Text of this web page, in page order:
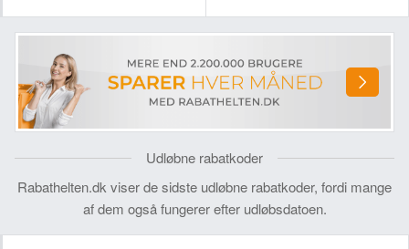
Udløbne rabatkoder
Rabathelten.dk viser de sidste udløbne rabatkoder, fordi mange
af dem også fungerer efter udløbsdatoen.